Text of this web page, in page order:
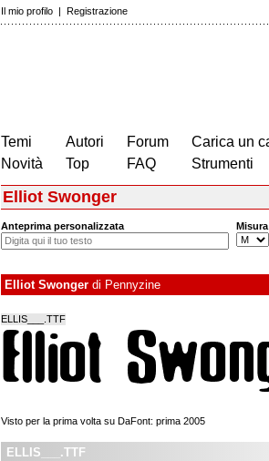
Il mio profilo | Registrazione
Temi
Novità
Autori
Top
Forum
FAQ
Carica un
Strumenti
Elliot Swonger
Anteprima personalizzata Misura
Elliot Swonger di Pennyzine
ELLIS___.TTF
Visto per la prima volta su DaFont: prima 2005
ELLIS___.TTF